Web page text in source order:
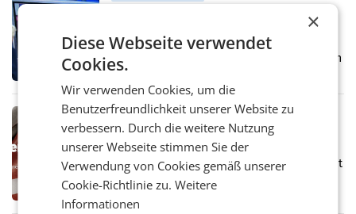
Prozess zu Warner-Übernahme erst
im März 2027
LOS ANGELES Die geplante Übernahme des
Hollywood-Urgesteins Warner Brothers durch
den Rivalen Paramount wird noch lange in
der Schwebe bleiben. Eine Richterin setzte
den Prozess zu
MARKETING & MEDIA
Werbe Akademie startet neue
Imagekampagne rund um Praxisnähe
Unter dem Slogan „Näher dran geht nicht. Mit
einer praxisorientierten Ausbildung an der
Werbe Akademie“ hat die
Bildungseinrichtung des WIFI Wien eine neue
×
Diese Webseite verwendet
Cookies.
Wir verwenden Cookies, um die
Benutzerfreundlichkeit unserer Website zu
verbessern. Durch die weitere Nutzung
unserer Webseite stimmen Sie der
Verwendung von Cookies gemäß unserer
Cookie-Richtlinie zu.Weitere
Informationen